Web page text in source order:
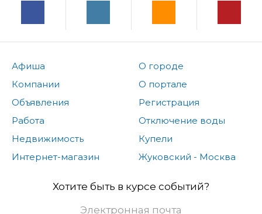
Афиша
Компании
Объявления
Работа
Недвижимость
Интернет-магазин
О городе
О портале
Регистрация
Отключение воды
Купели
Жуковский - Москва
Хотите быть в курсе событий?